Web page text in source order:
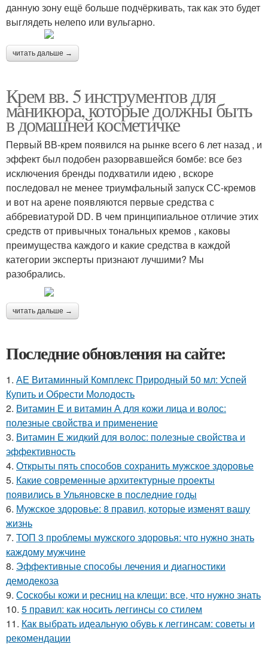
данную зону ещё больше подчёркивать, так как это будет
выглядеть нелепо или вульгарно.
читать дальше →
Крем вв. 5 инструментов для
маникюра, которые должны быть
в домашней косметичке
Первый ВВ-крем появился на рынке всего 6 лет назад , и
эффект был подобен разорвавшейся бомбе: все без
исключения бренды подхватили идею , вскоре
последовал не менее триумфальный запуск СС-кремов
и вот на арене появляются первые средства с
аббревиатурой DD. В чем принципиальное отличие этих
средств от привычных тональных кремов , каковы
преимущества каждого и какие средства в каждой
категории эксперты признают лучшими? Мы
разобрались.
читать дальше →
Последние обновления на сайте:
1. АЕ Витаминный Комплекс Природный 50 мл: Успей
Купить и Обрести Молодость
2. Витамин Е и витамин А для кожи лица и волос:
полезные свойства и применение
3. Витамин Е жидкий для волос: полезные свойства и
эффективность
4. Открыты пять способов сохранить мужское здоровье
5. Какие современные архитектурные проекты
появились в Ульяновске в последние годы
6. Мужское здоровье: 8 правил, которые изменят вашу
жизнь
7. ТОП 3 проблемы мужского здоровья: что нужно знать
каждому мужчине
8. Эффективные способы лечения и диагностики
демодекоза
9. Соскобы кожи и ресниц на клещи: все, что нужно знать
10. 5 правил: как носить леггинсы со стилем
11. Как выбрать идеальную обувь к леггинсам: советы и
рекомендации